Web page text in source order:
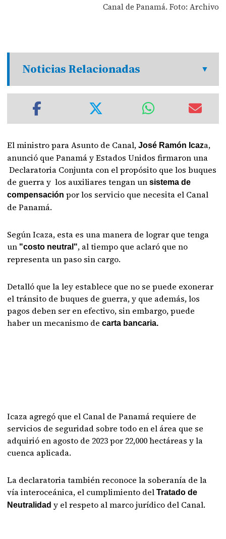
Canal de Panamá. Foto: Archivo
Noticias Relacionadas
El ministro para Asunto de Canal,José Ramón Icaza,
anunció que Panamá y Estados Unidos firmaron una
Declaratoria Conjunta con el propósito que los buques
de guerra y los auxiliares tengan unsistema de
compensación por los servicio que necesita el Canal
de Panamá.
Según Icaza, esta es una manera de lograr que tenga
un "costo neutral", al tiempo que aclaró que no
representa un paso sin cargo.
Detalló que la ley establece que no se puede exonerar
el tránsito de buques de guerra, y que además, los
pagos deben ser en efectivo, sin embargo, puede
haber un mecanismo de carta bancaria.
Icaza agregó que el Canal de Panamá requiere de
servicios de seguridad sobre todo en el área que se
adquirió en agosto de 2023 por 22,000 hectáreas y la
cuenca aplicada.
La declaratoria también reconoce la soberanía de la
vía interoceánica, el cumplimiento delTratado de
Neutralidad y el respeto al marco jurídico del Canal.